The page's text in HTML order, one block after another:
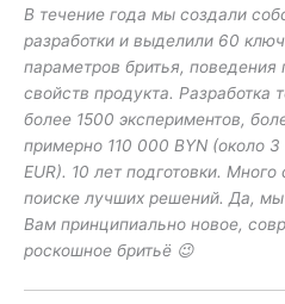
В течение года мы создали
разработки и выделили 60
параметров бритья, поведения
свойств продукта. Разработка
более 1500 экспериментов,
примерно 110 000 BYN (около
EUR). 10 лет подготовки.
поиске лучших решений.Да, мы
Вам принципиально новое,
роскошное бритьё 😉